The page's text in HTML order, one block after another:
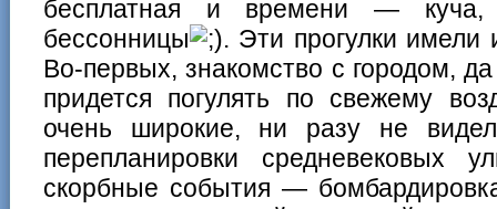
бесплатная и времени — куча,
бессонницы
. Эти прогулки
Во-первых, знакомство с городом,
придется погулять по свежему
очень широкие, ни разу не
перепланировки средневековых
скорбные события —